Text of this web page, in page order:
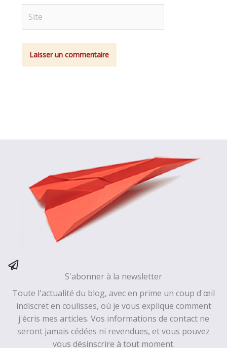
S'abonner à la newsletter
Toute l'actualité du blog, avec en prime un coup d'œil
indiscret en coulisses, où je vous explique comment
j'écris mes articles. Vos informations de contact ne
seront jamais cédées ni revendues, et vous pouvez
vous désinscrire à tout moment.